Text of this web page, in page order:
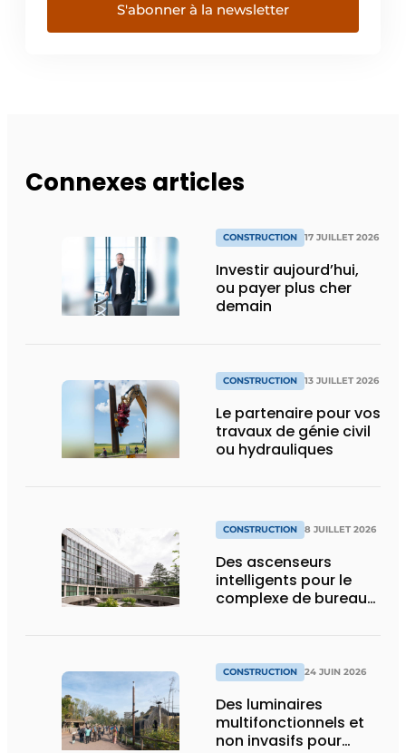
S'abonner à la newsletter
Connexes articles
CONSTRUCTION 17 JUILLET 2026
Investir aujourd’hui,
ou payer plus cher
demain
CONSTRUCTION 13 JUILLET 2026
Le partenaire pour vos
travaux de génie civil
ou hydrauliques
CONSTRUCTION 8 JUILLET 2026
Des ascenseurs
intelligents pour le
complexe de bureaux
CONSTRUCTION 24 JUIN 2026
Des luminaires
multifonctionnels et
non invasifs pour